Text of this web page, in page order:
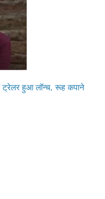
ट्रेलर हुआ लॉन्च, रूह कपाने